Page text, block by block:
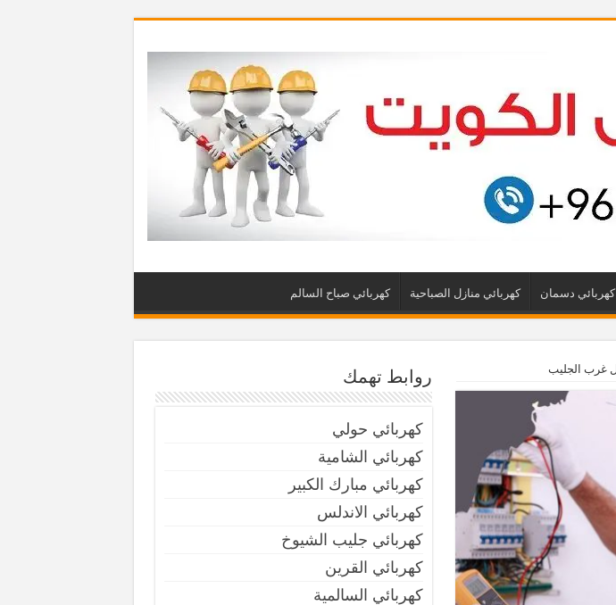
كهربائي دسمان كهربائي منازل الصباحية كهربائي صباح السالم
روابط تهمك
كهربائي حولي
كهربائي الشامية
كهربائي مبارك الكبير
كهربائي الاندلس
كهربائي جليب الشيوخ
كهربائي القرين
كهربائي السالمية